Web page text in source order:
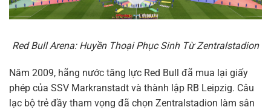
Red Bull Arena: Huyền Thoại Phục Sinh Từ Zentralstadion
Năm 2009, hãng nước tăng lực Red Bull đã mua lại giấy
phép của SSV Markranstadt và thành lập RB Leipzig. Câu
lạc bộ trẻ đầy tham vọng đã chọn Zentralstadion làm sân